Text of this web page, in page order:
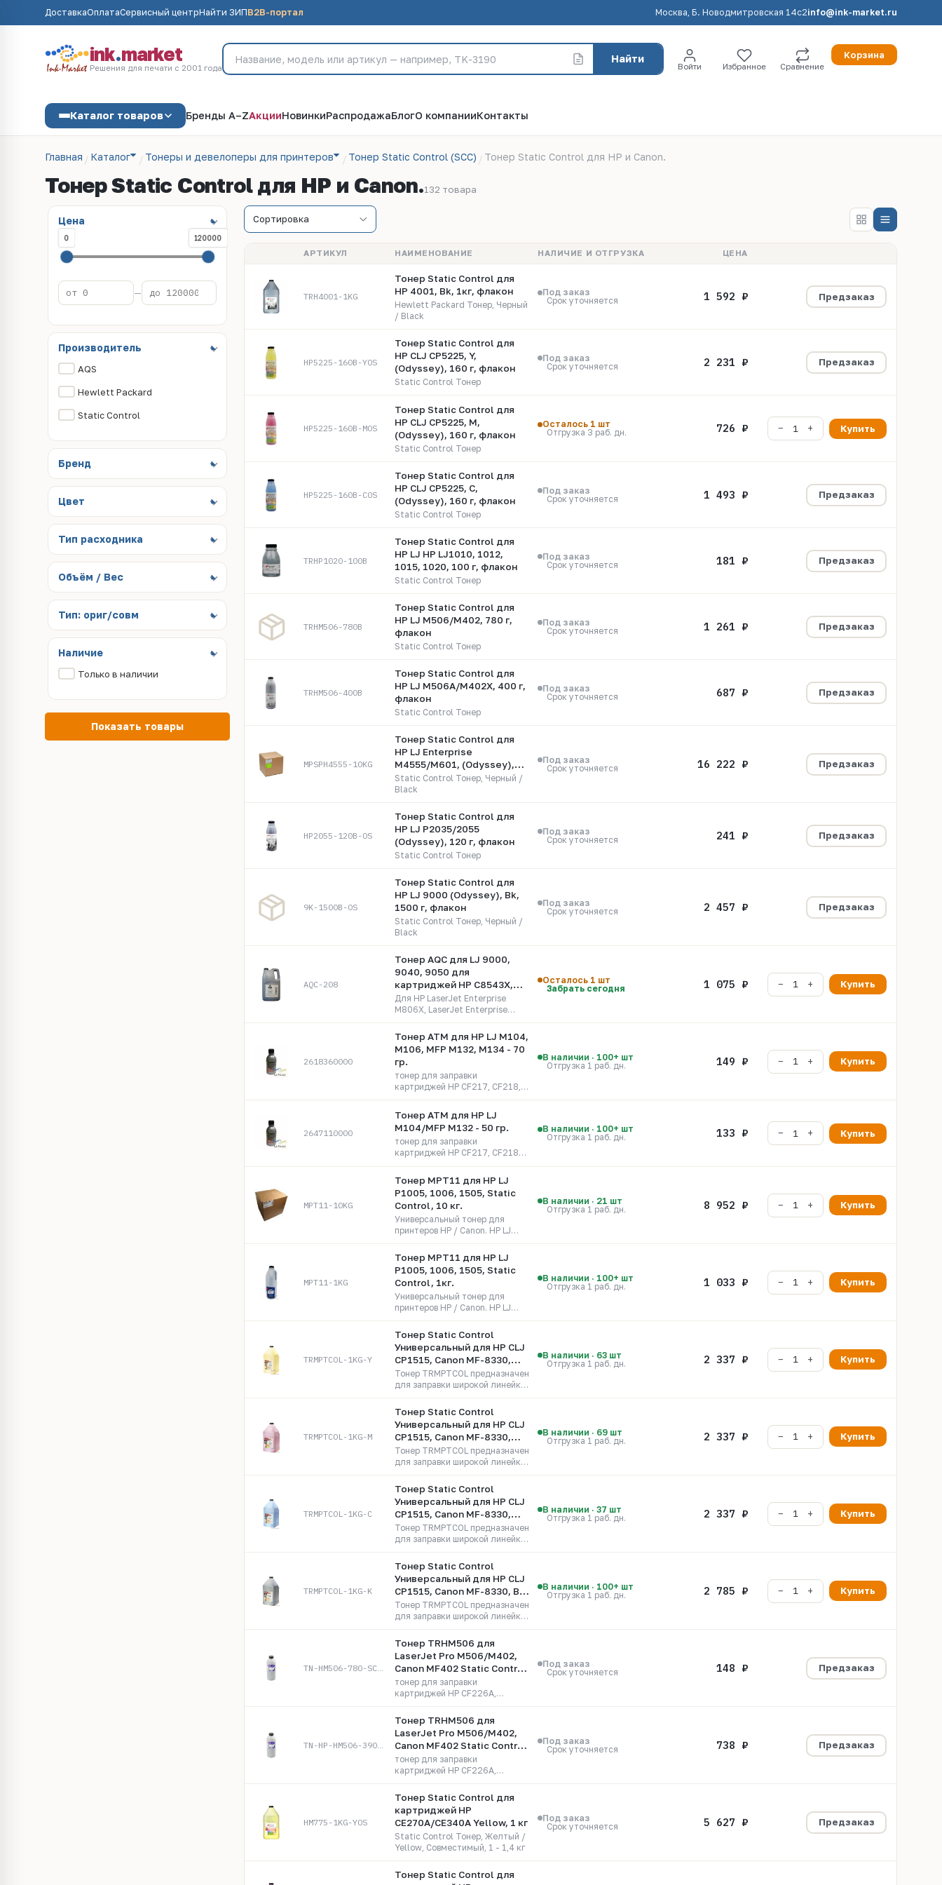
ДоставкаОплатаСервисный центрНайти ЗИПB2B-портал Москва, Б. Новодмитровская 14с2info@ink-market.ru
ink.market
Решения для печати с 2001 года
Найти
Войти Избранное Сравнение
Корзина
Каталог товаров Бренды A–ZАкцииНовинкиРаспродажаБлогО компанииКонтакты
Главная Каталог Тонеры и девелоперы для принтеров Тонер Static Control (SCC) Тонер Static Control для HP и Canon.
Тонер Static Control для HP и Canon.132 товара
Цена
0 120000
—
Производитель
AQS
Hewlett Packard
Static Control
Бренд
Цвет
Тип расходника
Объём / Вес
Тип: ориг/совм
Наличие
Только в наличии
Показать товары
АРТИКУЛ НАИМЕНОВАНИЕ НАЛИЧИЕ И ОТГРУЗКА ЦЕНА
TRH4001-1KG
Тонер Static Control для
HP 4001, Bk, 1кг, флакон
Hewlett Packard Тонер, Черный
/ Black
Под заказ
Срок уточняется
1 592 ₽ Предзаказ
HP5225-160B-YOS
Тонер Static Control для
HP CLJ CP5225, Y,
(Odyssey), 160 г, флакон
Static Control Тонер
Под заказ
Срок уточняется
2 231 ₽ Предзаказ
HP5225-160B-MOS
Тонер Static Control для
HP CLJ CP5225, M,
(Odyssey), 160 г, флакон
Static Control Тонер
Осталось 1 шт
Отгрузка 3 раб. дн.
726 ₽ Купить
HP5225-160B-COS
Тонер Static Control для
HP CLJ CP5225, C,
(Odyssey), 160 г, флакон
Static Control Тонер
Под заказ
Срок уточняется
1 493 ₽ Предзаказ
TRHP1020-100B
Тонер Static Control для
HP LJ HP LJ1010, 1012,
1015, 1020, 100 г, флакон
Static Control Тонер
Под заказ
Срок уточняется
181 ₽ Предзаказ
TRHM506-780B
Тонер Static Control для
HP LJ M506/M402, 780 г,
флакон
Static Control Тонер
Под заказ
Срок уточняется
1 261 ₽ Предзаказ
TRHM506-400B
Тонер Static Control для
HP LJ M506A/M402X, 400 г,
флакон
Static Control Тонер
Под заказ
Срок уточняется
687 ₽ Предзаказ
MPSPH4555-10KG
Тонер Static Control для
HP LJ Enterprise
M4555/M601, (Odyssey),
Bk, 10 кг, коробка
Static Control Тонер, Черный /
Black
Под заказ
Срок уточняется
16 222 ₽ Предзаказ
HP2055-120B-OS
Тонер Static Control для
HP LJ P2035/2055
(Odyssey), 120 г, флакон
Static Control Тонер
Под заказ
Срок уточняется
241 ₽ Предзаказ
9K-1500B-OS
Тонер Static Control для
HP LJ 9000 (Odyssey), Bk,
1500 г, флакон
Static Control Тонер, Черный /
Black
Под заказ
Срок уточняется
2 457 ₽ Предзаказ
AQC-208
Тонер AQC для LJ 9000,
9040, 9050 для
картриджей HP C8543X,
CF325X - 1500г.
Для HP LaserJet Enterprise
M806X, LaserJet Enterprise
LaserJet 9000, LaserJet 9040
Осталось 1 шт
Забрать сегодня
1 075 ₽ Купить
2618360000
Тонер ATM для HP LJ M104,
M106, MFP M132, M134 - 70
гр.
тонер для заправки
картриджей HP CF217, CF218,
В наличии · 100+ шт
Отгрузка 1 раб. дн.
149 ₽ Купить
2647110000
Тонер ATM для HP LJ
M104/MFP M132 - 50 гр.
тонер для заправки
картриджей HP CF217, CF218
В наличии · 100+ шт
Отгрузка 1 раб. дн.
133 ₽ Купить
MPT11-10KG
Тонер MPT11 для HP LJ
P1005, 1006, 1505, Static
Control, 10 кг.
Универсальный тонер для
принтеров HP / Canon. HP LJ
P1606/ P1606W/ M1120/
PM127FN/ Pro M1132/ Pro
M1212NF/ Pro M1214NFH/ Pro
M1217NFW MFP/ Pro M125NW/
Pro M201DW/...
В наличии · 21 шт
Отгрузка 1 раб. дн.
8 952 ₽ Купить
MPT11-1KG
Тонер MPT11 для HP LJ
P1005, 1006, 1505, Static
Control, 1кг.
Универсальный тонер для
принтеров HP / Canon. HP LJ
P1606/ P1606W/ M1120/
PM127FN/ Pro M1132/ Pro
M1212NF/ Pro M1214NFH/ Pro
M1217NFW MFP/ Pro M125NW/
Pro M201DW/...
В наличии · 100+ шт
Отгрузка 1 раб. дн.
1 033 ₽ Купить
TRMPTCOL-1KG-Y
Тонер Static Control
Универсальный для HP CLJ
CP1515, Canon MF-8330,
Yellow, 1 кг
Тонер TRMPTCOL предназначен
для заправки широкой линейки
сути, является заменой хорошо
себя зарекомендовавшего
тонера MPTCOL.
В наличии · 63 шт
Отгрузка 1 раб. дн.
2 337 ₽ Купить
TRMPTCOL-1KG-M
Тонер Static Control
Универсальный для HP CLJ
CP1515, Canon MF-8330,
Magenta, 1 кг
Тонер TRMPTCOL предназначен
для заправки широкой линейки
сути, является заменой хорошо
себя зарекомендовавшего
тонера MPTCOL.
В наличии · 69 шт
Отгрузка 1 раб. дн.
2 337 ₽ Купить
TRMPTCOL-1KG-C
Тонер Static Control
Универсальный для HP CLJ
CP1515, Canon MF-8330,
Cyan, 1 кг
Тонер TRMPTCOL предназначен
для заправки широкой линейки
сути, является заменой хорошо
себя зарекомендовавшего
тонера MPTCOL.
В наличии · 37 шт
Отгрузка 1 раб. дн.
2 337 ₽ Купить
TRMPTCOL-1KG-K
Тонер Static Control
Универсальный для HP CLJ
CP1515, Canon MF-8330, Bk,
1 кг
Тонер TRMPTCOL предназначен
для заправки широкой линейки
сути, является заменой хорошо
себя зарекомендовавшего
тонера MPTCOL.
В наличии · 100+ шт
Отгрузка 1 раб. дн.
2 785 ₽ Купить
Тонер TRHM506 для
LaserJet Pro M506/M402,
Canon MF402 Static Control
- 780г.
тонер для заправки
картриджей HP CF226A,
052, CRG 052H
Под заказ
Срок уточняется
148 ₽ Предзаказ
Тонер TRHM506 для
LaserJet Pro M506/M402,
Canon MF402 Static Control
- 390г.
тонер для заправки
картриджей HP CF226A,
052, CRG 052H
Под заказ
Срок уточняется
738 ₽ Предзаказ
HM775-1KG-YOS
Тонер Static Control для
картриджей HP
CE270A/CE340A Yellow, 1 кг
Static Control Тонер, Желтый /
Yellow, Совместимый, 1 - 1,4 кг
Под заказ
Срок уточняется
5 627 ₽ Предзаказ
Тонер Static Control для